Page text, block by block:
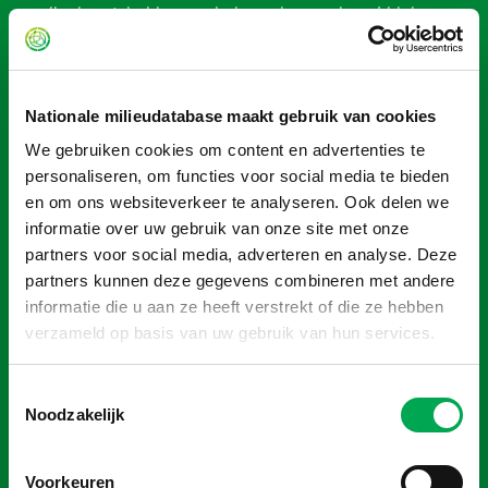
Nationale milieudatabase maakt gebruik van cookies
We gebruiken cookies om content en advertenties te
personaliseren, om functies voor social media te bieden
en om ons websiteverkeer te analyseren. Ook delen we
informatie over uw gebruik van onze site met onze
partners voor social media, adverteren en analyse. Deze
partners kunnen deze gegevens combineren met andere
informatie die u aan ze heeft verstrekt of die ze hebben
verzameld op basis van uw gebruik van hun services.
Noodzakelijk
Voorkeuren
zandbad gaat, hebben we helemaal geen vlogmiddel meer
nodig. We gebruiken nu heel veel minder water en 100%
minder gevaarlijke stoffen.”
Ginny: “Heel belangrijk is ook het interne effect van al deze
ontwikkelingen. Door de inzichten uit de LCA’s gaan onze
collega’s ook kritischer kijken. Het zet aan het denken hoe
we het samen continu nog beter kunnen doen.”
Van downcyclen naar upcyclen
Er gebeurt veel in de branche van isolatieglas, vertellen
Ginny en Reinout. “Glas is het enige bouwmateriaal waar al
jaren een recyclingbijdrage voor in rekening wordt
particulieren overal kosteloos glas in kunnen inleveren. En